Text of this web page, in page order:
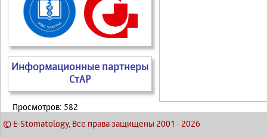
Информационные партнеры
СтАР
Просмотров: 582
© E-Stomatology, Все права защищены 2001 - 2026